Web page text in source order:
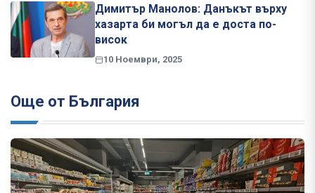
Димитър Манолов: Данъкът върху
хазарта би могъл да е доста по-
висок
10 Ноември, 2025
Още от България